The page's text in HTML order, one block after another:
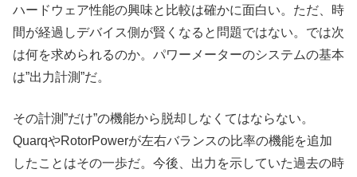
ハードウェア性能の興味と比較は確かに面白い。ただ、時
間が経過しデバイス側が賢くなると問題ではない。では次
は何を求められるのか。パワーメーターのシステムの基本
は”出力計測”だ。
その計測”だけ”の機能から脱却しなくてはならない。
QuarqやRotorPowerが左右バランスの比率の機能を追加
したことはその一歩だ。今後、出力を示していた過去の時